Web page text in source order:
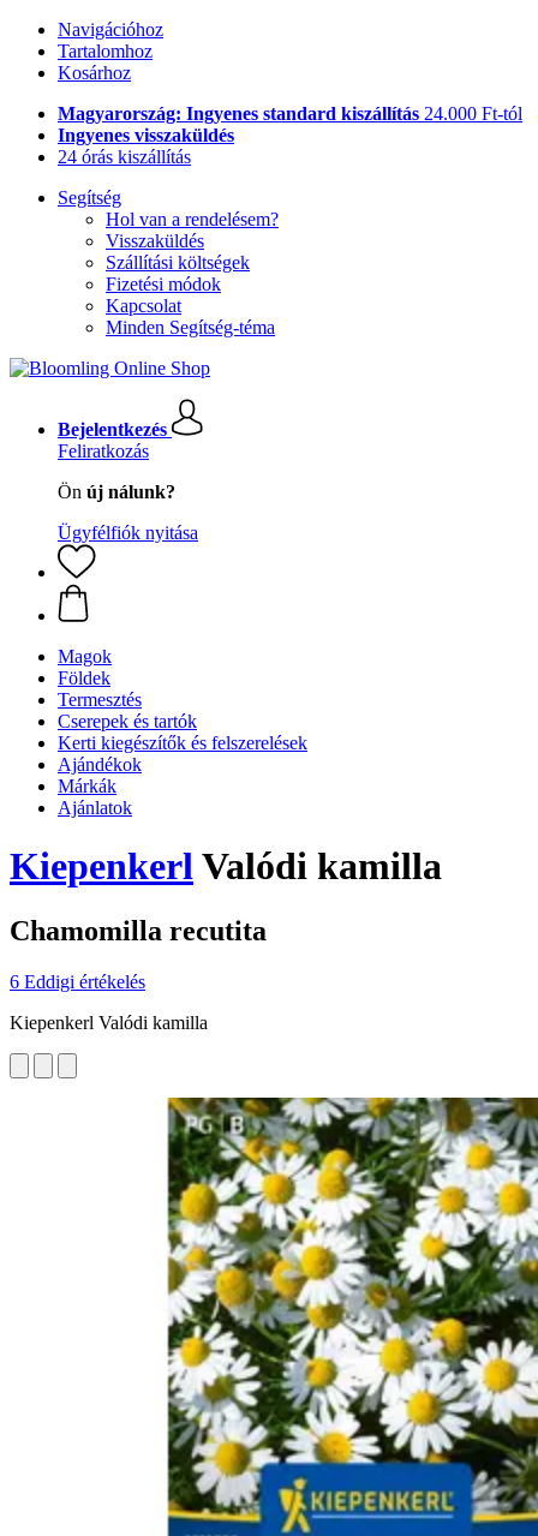
Navigációhoz
Tartalomhoz
Kosárhoz
Magyarország: Ingyenes standard kiszállítás 24.000 Ft-tól
Ingyenes visszaküldés
24 órás kiszállítás
Segítség
Hol van a rendelésem?
Visszaküldés
Szállítási költségek
Fizetési módok
Kapcsolat
Minden Segítség-téma
Bejelentkezés
Feliratkozás
Ön új nálunk?
Ügyfélfiók nyitása
Magok
Földek
Termesztés
Cserepek és tartók
Kerti kiegészítők és felszerelések
Ajándékok
Márkák
Ajánlatok
KiepenkerlValódi kamilla
Chamomilla recutita
6 Eddigi értékelés
Kiepenkerl Valódi kamilla